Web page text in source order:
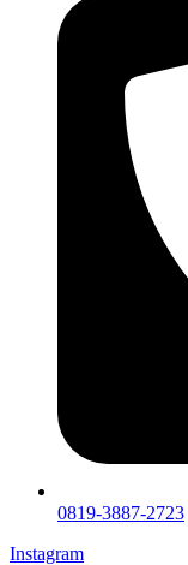
0819-3887-2723
Instagram